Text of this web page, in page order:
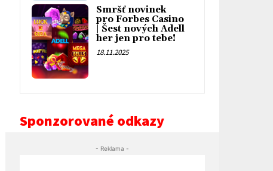
Smršť novinek
pro Forbes Casino
| Šest nových Adell
her jen pro tebe!
18.11.2025
Sponzorované odkazy
- Reklama -